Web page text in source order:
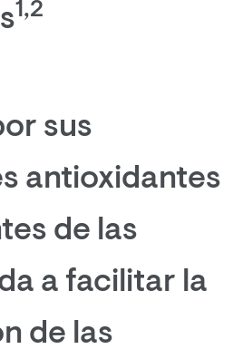
1,2
sus
antioxidantes
de las
a facilitar la
de las